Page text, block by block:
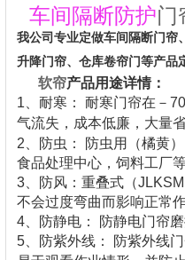
车间隔断防护门
我公司专业定做车间隔断门帘
升降门帘、仓库卷帘门等产品
软帘产品用途详情：
1、耐寒： 耐寒门帘在－
气流失，成本低廉，大量
2、防虫： 防虫用（橘黄）
食品处理中心，饲料工厂
3、防风：重叠式（
不会过度弯曲而影响正常
4、防静电： 防静电门帘
5、防紫外线： 防紫外线